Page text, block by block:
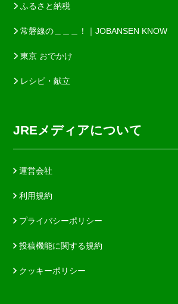
ふるさと納税
常磐線の＿＿＿！｜JOBANSEN KNOW
東京 おでかけ
レシピ・献立
JREメディアについて
運営会社
利用規約
プライバシーポリシー
投稿機能に関する規約
クッキーポリシー